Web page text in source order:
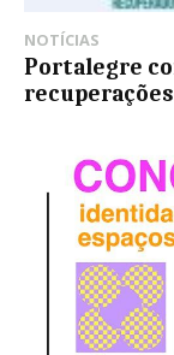
NOTÍCIAS
Portalegre
recuperações